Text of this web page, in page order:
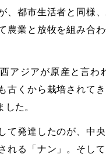
、都市生活者と同様
農業と放牧を組み合
アジアが原産と言わ
古くから栽培されて
た。
て発達したのが、中
れる「ナン」。そし